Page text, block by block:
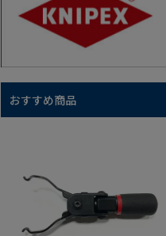
おすすめ商品